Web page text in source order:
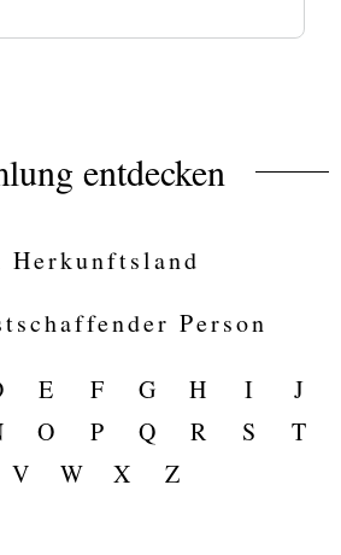
entdecken
Herkunftsland
Person
E F G H I
J
O P Q R S
T
V W X Z